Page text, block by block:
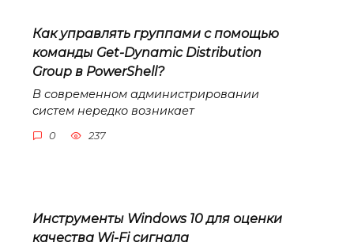
Как управлять группами с помощью
команды Get-Dynamic Distribution
Group в PowerShell?
В современном администрировании
систем нередко возникает
0 237
Инструменты Windows 10 для оценки
качества Wi-Fi сигнала